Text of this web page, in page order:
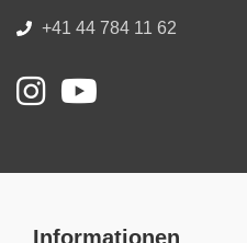
+41 44 784 11 62
Informationen